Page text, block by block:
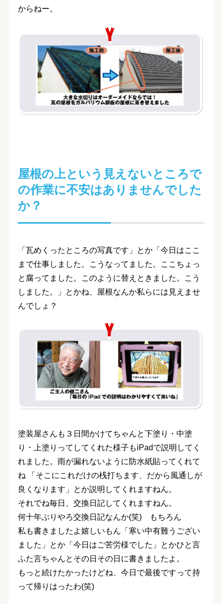
からねー。
屋根の上という見えないところで
の作業に不安はありませんでした
か？
「瓦めくったところの写真です」とか「今日はここ
まで仕事しました。こうなってました。ここちょっ
と腐ってました。このように替えときました。こう
しました。」とかね、屋根なんか私らには見えませ
んでしょ？
塗装屋さんも３日間かけてちゃんと下塗り・中塗
り・上塗りってしてくれた様子もiPadで説明してく
れました。雨が漏れないように防水紙貼ってくれて
ね 「そこにこれだけの桟打ちます、だから風通しが
良くなります」とか説明してくれますねん。
それでね毎日、交換日記してくれますねん。
何十年ぶりやろ交換日記なんか(笑) もちろん
私も書きましたよ嬉しいもん「寒い中有難うござい
ました」とか「今日はご苦労様でした」とかひと言
ふた言ちゃんとその日その日に書きましたよ。
もっと続けたかったけどね、今日で最後ですって持
って帰りはったわ(笑)